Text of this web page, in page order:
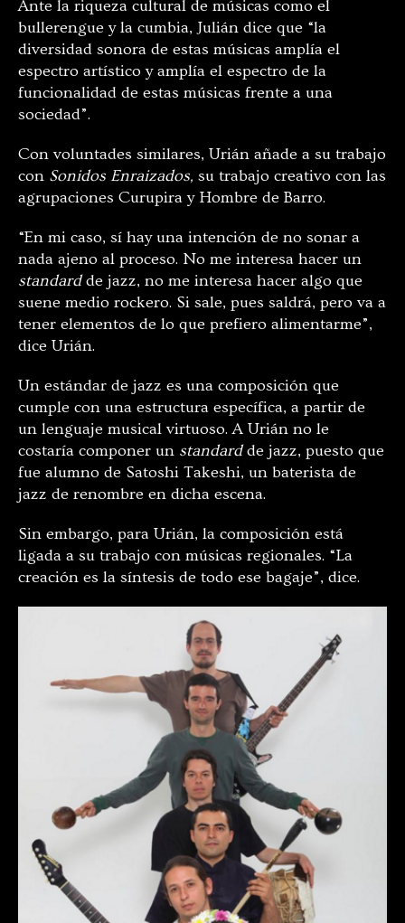
Ante la riqueza cultural de músicas como el
bullerengue y la cumbia, Julián dice que “la
diversidad sonora de estas músicas amplía el
espectro artístico y amplía el espectro de la
funcionalidad de estas músicas frente a una
sociedad”.
Con voluntades similares, Urián añade a su trabajo
con Sonidos Enraizados, su trabajo creativo con las
agrupaciones Curupira y Hombre de Barro.
“En mi caso, sí hay una intención de no sonar a
nada ajeno al proceso. No me interesa hacer un
standardde jazz, no me interesa hacer algo que
suene medio rockero. Si sale, pues saldrá, pero va a
tener elementos de lo que prefiero alimentarme”,
dice Urián.
Un estándar de jazz es una composición que
cumple con una estructura específica, a partir de
un lenguaje musical virtuoso. A Urián no le
costaría componer un standardde jazz, puesto que
fue alumno de Satoshi Takeshi, un baterista de
jazz de renombre en dicha escena.
Sin embargo, para Urián, la composición está
ligada a su trabajo con músicas regionales. “La
creación es la síntesis de todo ese bagaje”, dice.